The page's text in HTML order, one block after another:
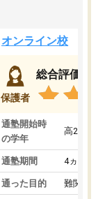
オンライン校
保護者
総合評価
通塾開始時
の学年
高2
通塾期間 4ヵ月～1
通った目的 難関私立